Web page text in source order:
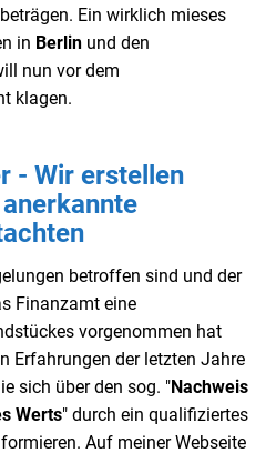
Ein wirklich mieses
in Berlin und den
nun vor dem
klagen.
- Wir erstellen
betroffen sind und der
Finanzamt eine
vorgenommen hat
Erfahrungen der letzten Jahre
sich über den sog. "Nachweis
Werts" durch ein qualifiziertes
Auf meiner Webseite